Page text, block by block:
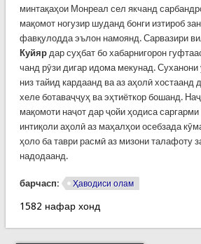
минтақаҳои Монреал сел якчанд
мақомот ногузир шуданд бонги изтироб
фавқулодда эълон намоянд. Сарвазири
Куйярдар суҳбат бо хабарнигорон
чанд рӯзи дигар идома мекунад.
низ тайид кардаанд ва аз аҳолӣ хостаанд
хеле ботаваҷҷуҳ ва эҳтиёткор бошанд.
мақомоти наҷот дар ҷойи ҳодиса
интиқоли аҳолӣ аз маҳалҳои осебзада
ҳоло ба таври расмӣ аз мизони талафоту
надодаанд.
барчасп: Ҳаводиси олам
1582 нафар хонд